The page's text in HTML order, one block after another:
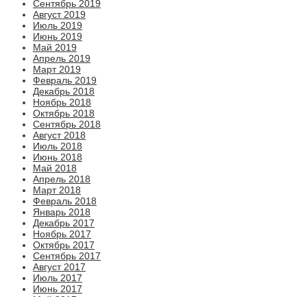
Сентябрь 2019
Август 2019
Июль 2019
Июнь 2019
Май 2019
Апрель 2019
Март 2019
Февраль 2019
Декабрь 2018
Ноябрь 2018
Октябрь 2018
Сентябрь 2018
Август 2018
Июль 2018
Июнь 2018
Май 2018
Апрель 2018
Март 2018
Февраль 2018
Январь 2018
Декабрь 2017
Ноябрь 2017
Октябрь 2017
Сентябрь 2017
Август 2017
Июль 2017
Июнь 2017